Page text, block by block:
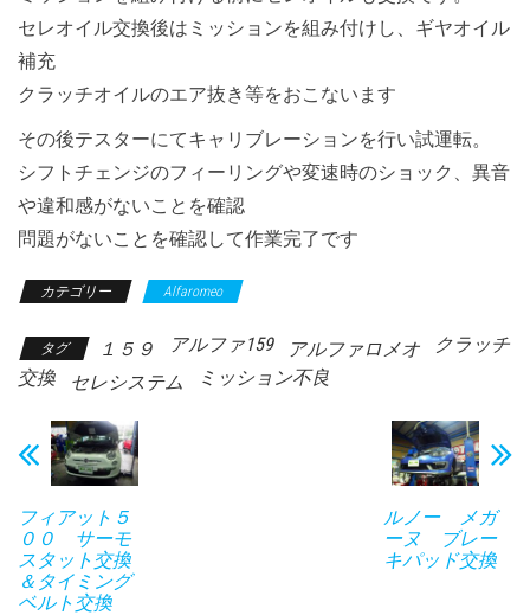
セレオイル交換後はミッションを組み付けし、ギヤオイル
補充
クラッチオイルのエア抜き等をおこないます
その後テスターにてキャリブレーションを行い試運転。
シフトチェンジのフィーリングや変速時のショック、異音
や違和感がないことを確認
問題がないことを確認して作業完了です
カテゴリー Alfaromeo
タグ １５９ アルファ159 アルファロメオ
クラッチ
交換
セレシステム ミッション不良
フィアット５
００ サーモ
スタット交換
＆タイミング
ベルト交換
ルノー メガ
ーヌ ブレー
キパッド交換